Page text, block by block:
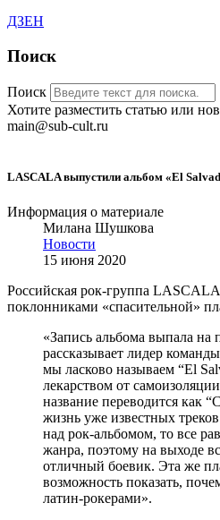
ДЗЕН
Поиск
Поиск
Хотите разместить статью или
main@sub-cult.ru
LASCALA выпустили альбом «El
Информация о материале
Милана Шушкова
Новости
15 июня 2020
Российская рок-группа
поклонниками «спасительной»
«Запись альбома выпала на
рассказывает лидер
мы ласково называем “El
лекарством от
название переводится как
жизнь уже известных
над рок-альбомом, то все
жанра, поэтому на выходе
отличный боевик. Эта же
возможность показать,
латин-рокерами».